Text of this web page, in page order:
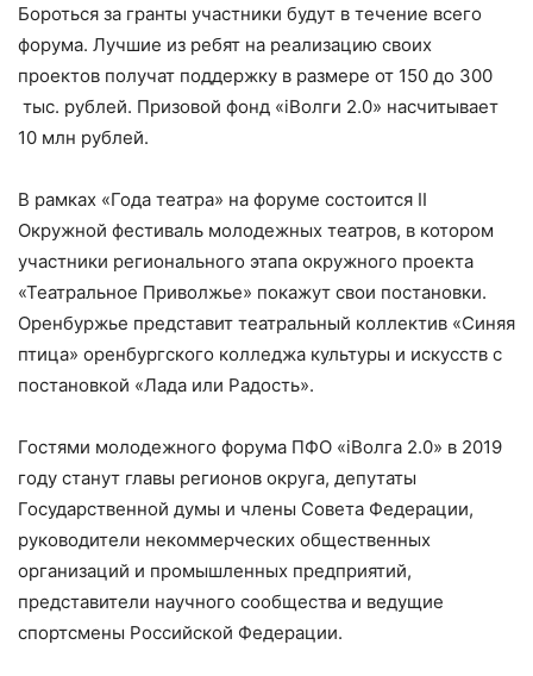
Бороться за гранты участники будут в течение всего
форума. Лучшие из ребят на реализацию своих
проектов получат поддержку в размере от 150 до 300
тыс. рублей. Призовой фонд «iВолги 2.0» насчитывает
10 млн рублей.
В рамках «Года театра» на форуме состоится II
Окружной фестиваль молодежных театров, в котором
участники регионального этапа окружного проекта
«Театральное Приволжье» покажут свои постановки.
Оренбуржье представит театральный коллектив «Синяя
птица» оренбургского колледжа культуры и искусств с
постановкой «Лада или Радость».
Гостями молодежного форума ПФО «iВолга 2.0» в 2019
году станут главы регионов округа, депутаты
Государственной думы и члены Совета Федерации,
руководители некоммерческих общественных
организаций и промышленных предприятий,
представители научного сообщества и ведущие
спортсмены Российской Федерации.